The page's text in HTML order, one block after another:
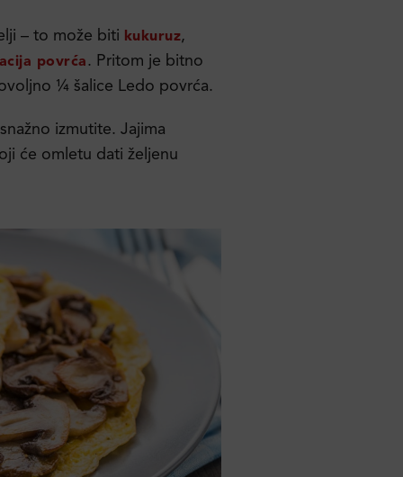
– to može biti kukuruz,
povrća. Pritom je bitno
¼ šalice Ledo povrća.
izmutite. Jajima
će omletu dati željenu